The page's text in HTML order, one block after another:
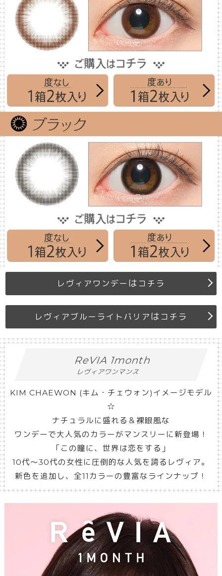
レヴィアワンデー は コチラ
レヴィアブルーライトバリア は コチラ
ReVIA 1month
レヴィアワンマンス
KIM CHAEWON (キム・チェウォン)イメージモデル
☆
ナチュラルに盛れる＆裸眼風な
ワンデーで大人気のカラーがマンスリーに新登場！
「この瞳に、世界は恋をする」
10代〜30代の女性に圧倒的な人気を誇るレヴィア。
新色を追加し、全11カラーの豊富なラインナップ！